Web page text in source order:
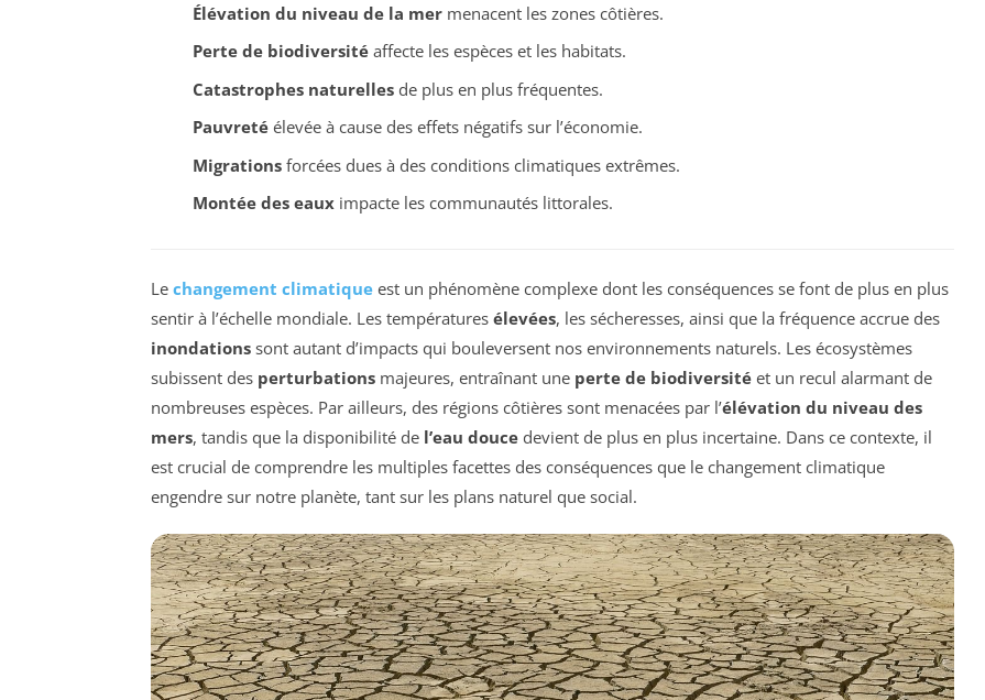
Élévation du niveau de la mermenacent les zones côtières.
Perte de biodiversitéaffecte les espèces et les habitats.
Catastrophes naturellesde plus en plus fréquentes.
Pauvretéélevée à cause des effets négatifs sur l’économie.
Migrationsforcées dues à des conditions climatiques extrêmes.
Montée des eauximpacte les communautés littorales.
Le changement climatique est un phénomène complexe dont les conséquences se font de plus en plus
sentir à l’échelle mondiale. Les températures élevées, les sécheresses, ainsi que la fréquence accrue des
inondations sont autant d’impacts qui bouleversent nos environnements naturels. Les écosystèmes
subissent des perturbations majeures, entraînant une perte de biodiversité et un recul alarmant de
nombreuses espèces. Par ailleurs, des régions côtières sont menacées par l’élévation du niveau des
mers, tandis que la disponibilité de l’eau douce devient de plus en plus incertaine. Dans ce contexte, il
est crucial de comprendre les multiples facettes des conséquences que le changement climatique
engendre sur notre planète, tant sur les plans naturel que social.